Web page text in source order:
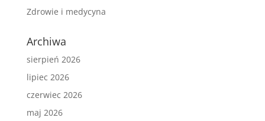
Zdrowie i medycyna
Archiwa
sierpień 2026
lipiec 2026
czerwiec 2026
maj 2026